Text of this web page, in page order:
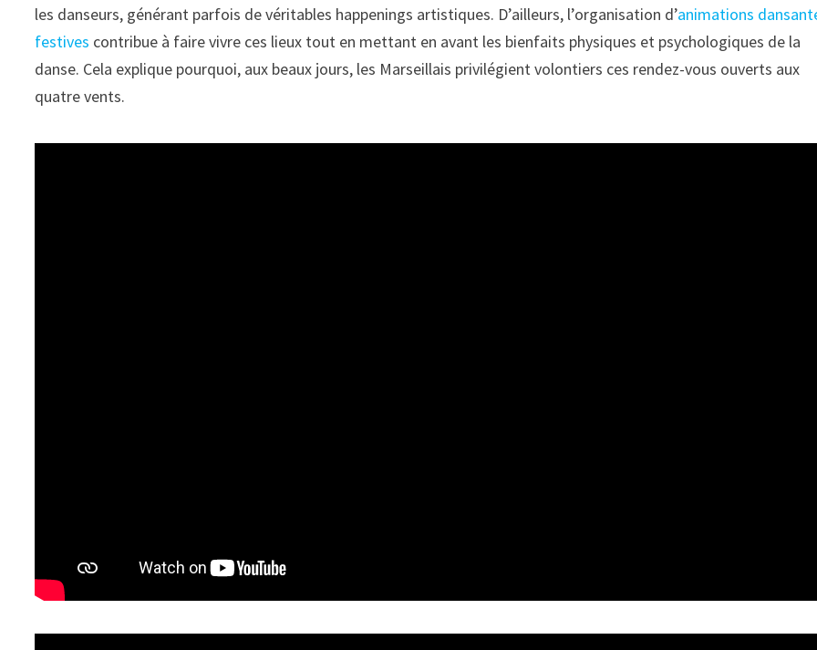
les danseurs, générant parfois de véritables happenings artistiques. D’ailleurs, l’organisation d’animations
festives contribue à faire vivre ces lieux tout en mettant en avant les bienfaits physiques et psychologiques de la
danse. Cela explique pourquoi, aux beaux jours, les Marseillais privilégient volontiers ces rendez-vous ouverts aux
quatre vents.